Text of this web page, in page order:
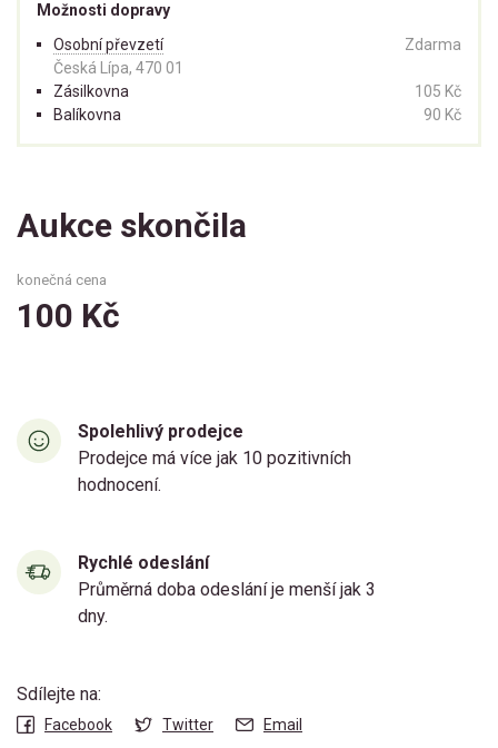
Možnosti dopravy
Osobní převzetí
Česká Lípa, 470 01
Zdarma
Zásilkovna
105 Kč
Balíkovna
90 Kč
Aukce skončila
konečná cena
100 Kč
Spolehlivý prodejce
Prodejce má více jak 10 pozitivních
hodnocení.
Rychlé odeslání
Průměrná doba odeslání je menší jak 3
dny.
Sdílejte na:
Facebook Twitter Email